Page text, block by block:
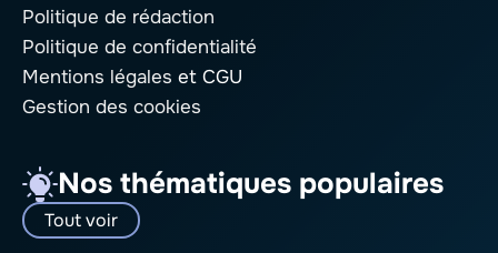
Politique de rédaction
Politique de confidentialité
Mentions légales et CGU
Gestion des cookies
Nos thématiques populaires
Tout voir